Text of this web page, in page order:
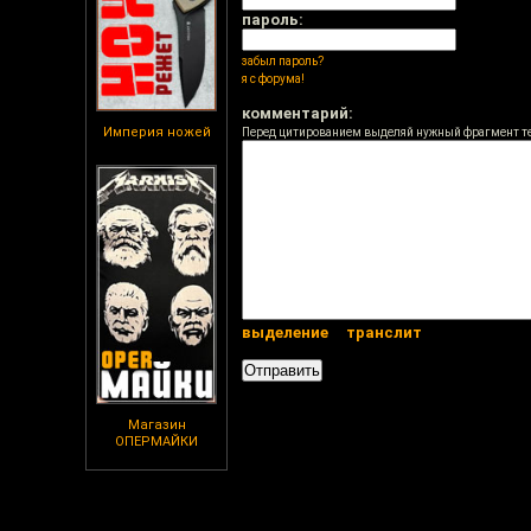
Империя ножей
Магазин
ОПЕРМАЙКИ
пароль:
забыл пароль?
я с форума!
комментарий:
Перед цитированием выделяй нужный фрагмент
выделение транслит